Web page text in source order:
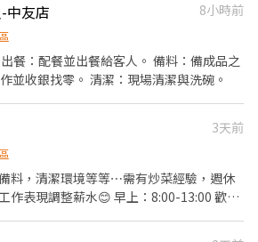
、協助點餐 ✔ 環境清潔維護（內外場／
送服務
✨【公司福利】 ▪ 勞健保 ▪
境單純 ━━━━━━━━━━━━━━━ 📞
中友店
8小時前
餐：配餐並出餐給客人。 備料：備成品之
並收銀找零。 清潔：現場清潔與洗碗。
3天前
料，清潔環境等等⋯需有炒菜經驗，週休
作表現調整薪水😊 早上：8:00-13:00 歡迎